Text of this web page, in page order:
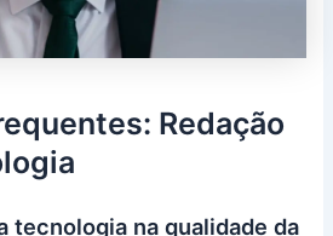
Redação
tecnologia na qualidade da